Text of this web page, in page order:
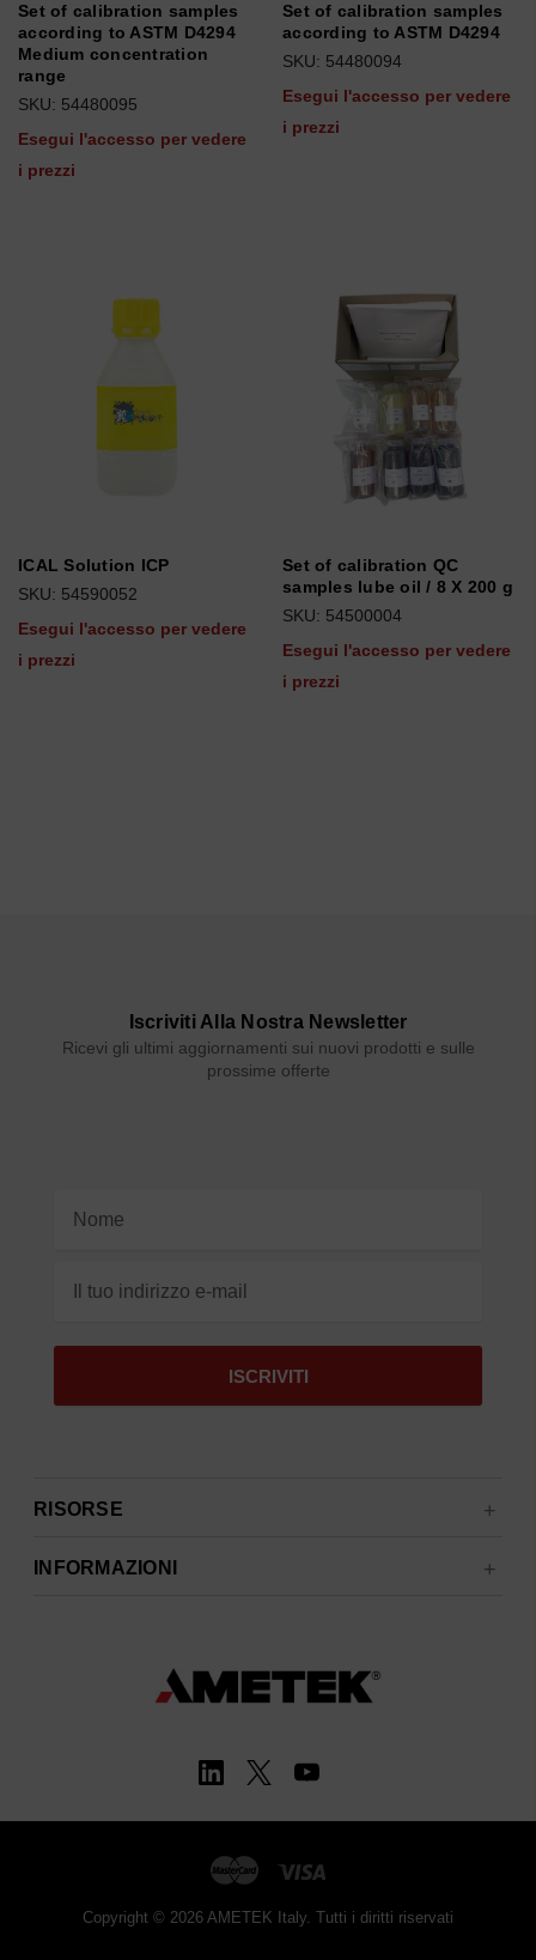
Set of calibration samples
according to ASTM D4294
Medium concentration
range
SKU: 54480095
Esegui l'accesso per vedere
i prezzi
Set of calibration samples
according to ASTM D4294
SKU: 54480094
Esegui l'accesso per vedere
i prezzi
ICAL Solution ICP
SKU: 54590052
Esegui l'accesso per vedere
i prezzi
Set of calibration QC
samples lube oil / 8 X 200 g
SKU: 54500004
Esegui l'accesso per vedere
i prezzi
Iscriviti Alla Nostra Newsletter
Ricevi gli ultimi aggiornamenti sui nuovi prodotti e sulle
prossime offerte
RISORSE
INFORMAZIONI
Copyright © 2026 AMETEK Italy. Tutti i diritti riservati